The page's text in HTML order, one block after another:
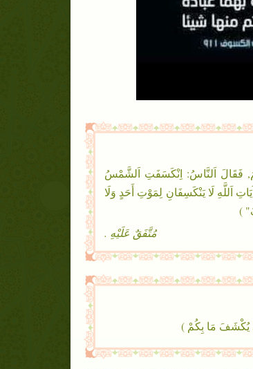
فَقَالَ اَلنَّاسُ: اِنْكَسَفَتِ اَلشَّمْسُ
اَللَّهِ لَا يَنْكَسِفَانِ لِمَوْتِ أَحَدٍ وَلَا
)
مُتَّفَقٌ عَلَيْهِ .
يُكْشَفَ مَا بِكُمْ )